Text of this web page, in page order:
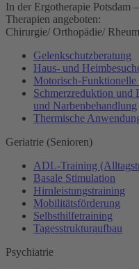
In der Ergotherapie Potsdam
Therapien angeboten:
Chirurgie/ Orthopädie/
Gelenkschutzberatung
Haus- und
Motorisch-Funktionelle
Schmerzreduktion und
und Narbenbehandlung
Thermische
Geriatrie (Senioren)
ADL-Training
Basale Stimulation
Hirnleistungstraining
Mobilitätsförderung
Selbsthilfetraining
Tagesstrukturaufbau
Psychiatrie